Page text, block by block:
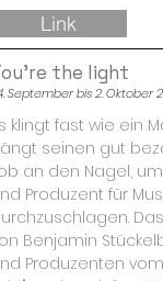
Link
the light
September bis 2. Oktober
klingt fast wie ein
seinen gut
an den Nagel,
Produzent für
Benjamin
Produzenten